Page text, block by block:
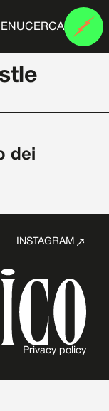
CERCA
dei
INSTAGRAM
Privacy policy